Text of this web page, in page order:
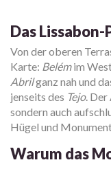
Das
Von der oberen
Karte: Belémim
Abrilganz nah und
jenseits des Tejo. Der
sondern auch
Hügel und
Warum das